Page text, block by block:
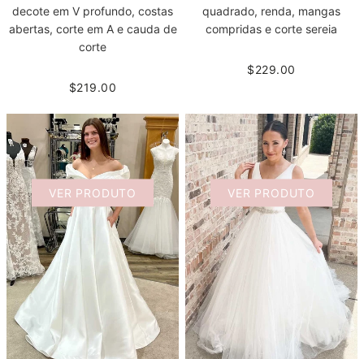
decote em V profundo, costas
abertas, corte em A e cauda de
corte
$219.00
quadrado, renda, mangas
compridas e corte sereia
$229.00
VER PRODUTO VER PRODUTO